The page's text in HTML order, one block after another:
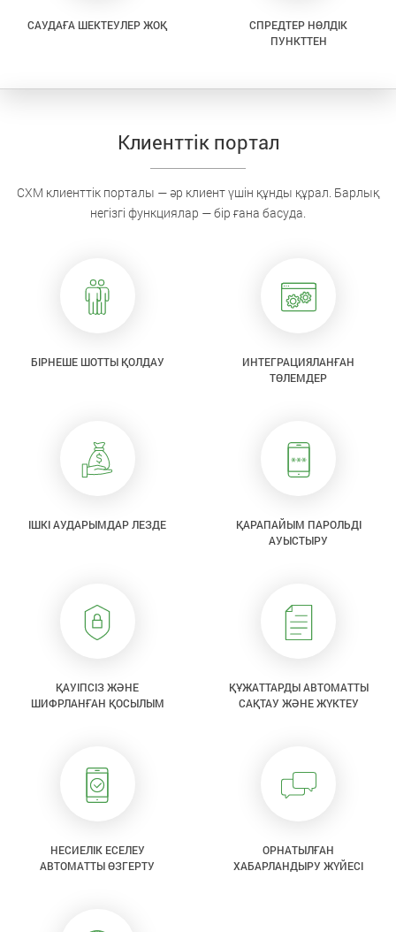
САУДАҒА ШЕКТЕУЛЕР ЖОҚ
СПРЕДТЕР НӨЛДІК
ПУНКТТЕН
Клиенттік портал
CXM клиенттік порталы — әр клиент үшін құнды құрал. Барлық
негізгі функциялар — бір ғана басуда.
БІРНЕШЕ ШОТТЫ ҚОЛДАУ
ИНТЕГРАЦИЯЛАНҒАН
ТӨЛЕМДЕР
ІШКІ АУДАРЫМДАР ЛЕЗДЕ
ҚАРАПАЙЫМ ПАРОЛЬДІ
АУЫСТЫРУ
ҚАУІПСІЗ ЖӘНЕ
ШИФРЛАНҒАН ҚОСЫЛЫМ
ҚҰЖАТТАРДЫ АВТОМАТТЫ
САҚТАУ ЖӘНЕ ЖҮКТЕУ
НЕСИЕЛІК ЕСЕЛЕУ
АВТОМАТТЫ ӨЗГЕРТУ
ОРНАТЫЛҒАН
ХАБАРЛАНДЫРУ ЖҮЙЕСІ